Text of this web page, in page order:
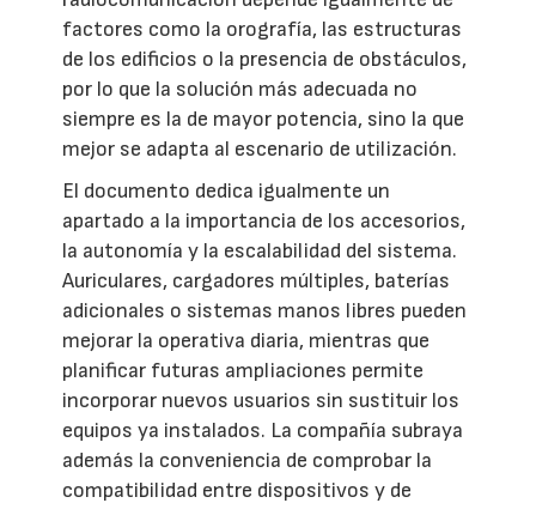
factores como la orografía, las estructuras
de los edificios o la presencia de obstáculos,
por lo que la solución más adecuada no
siempre es la de mayor potencia, sino la que
mejor se adapta al escenario de utilización.
El documento dedica igualmente un
apartado a la importancia de los accesorios,
la autonomía y la escalabilidad del sistema.
Auriculares, cargadores múltiples, baterías
adicionales o sistemas manos libres pueden
mejorar la operativa diaria, mientras que
planificar futuras ampliaciones permite
incorporar nuevos usuarios sin sustituir los
equipos ya instalados. La compañía subraya
además la conveniencia de comprobar la
compatibilidad entre dispositivos y de